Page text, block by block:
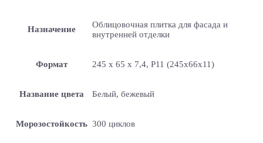
Назначение
Облицовочная плитка для фасада и
внутренней отделки
Формат 245 x 65 x 7,4, P11 (245x66x11)
Название цвета Белый, бежевый
Морозостойкость 300 циклов